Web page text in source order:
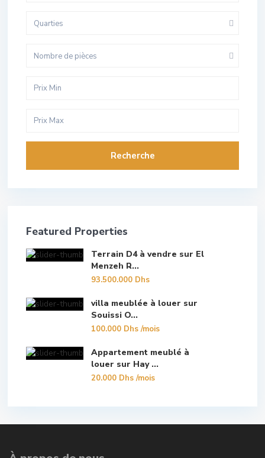
Quarties
Nombre de pièces
Recherche
Featured Properties
Terrain D4 à vendre sur El
Menzeh R...
93.500.000 Dhs
villa meublée à louer sur
Souissi O...
100.000 Dhs/mois
Appartement meublé à
louer sur Hay ...
20.000 Dhs/mois